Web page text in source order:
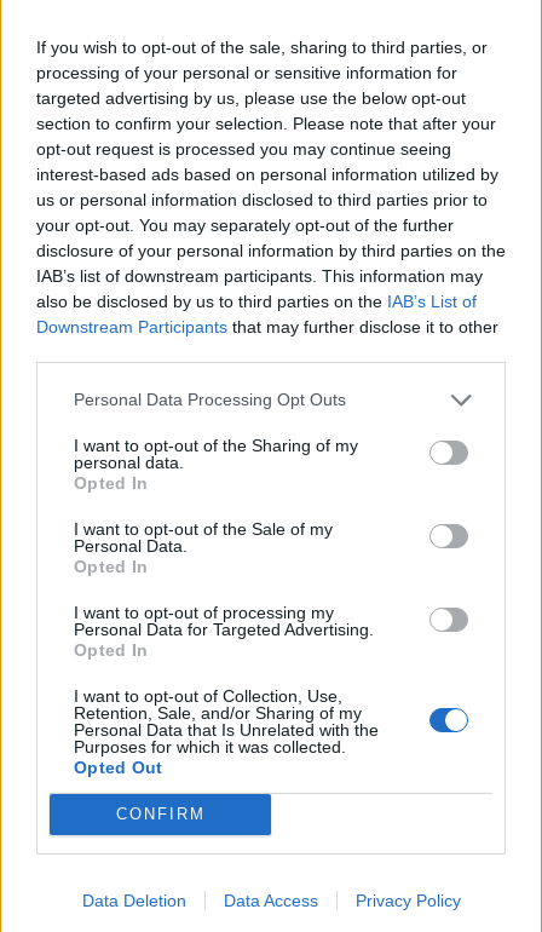
If you wish to opt-out of the sale, sharing to third parties, or
processing of your personal or sensitive information for
targeted advertising by us, please use the below opt-out
section to confirm your selection. Please note that after your
opt-out request is processed you may continue seeing
interest-based ads based on personal information utilized by
us or personal information disclosed to third parties prior to
your opt-out. You may separately opt-out of the further
disclosure of your personal information by third parties on the
IAB’s list of downstream participants. This information may
also be disclosed by us to third parties on the IAB’s List of
Downstream Participants that may further disclose it to other
Personal Data Processing Opt Outs
I want to opt-out of the Sharing of my
personal data.
Opted In
I want to opt-out of the Sale of my
Personal Data.
Opted In
I want to opt-out of processing my
Personal Data for Targeted Advertising.
Opted In
I want to opt-out of Collection, Use,
Retention, Sale, and/or Sharing of my
Personal Data that Is Unrelated with the
Purposes for which it was collected.
Opted Out
CONFIRM
Data Deletion Data Access Privacy Policy
Hasznos
Impresszum
Szerzői jogok
Adatvédelmi tájékoztató
Cookie-kezelési tájékoztató
Hozzászólási szabályzat
Nyomtatott lapjaink archívuma
Székely Hírmondó archívuma
Sütibeállítások
Médiatér
Liget
Krónika
Bihari Napló
Erdélyi Napló
Főtér
Rádió GaGa